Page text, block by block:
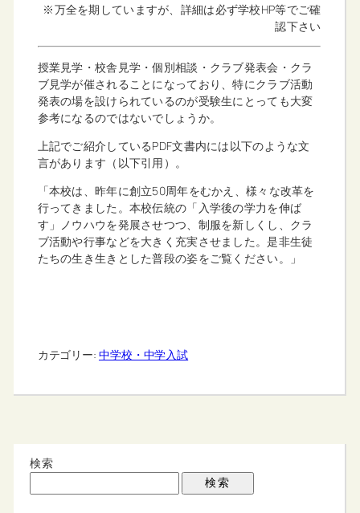
※万全を期していますが、詳細は必ず学校HP等でご確
認下さい
授業見学・校舎見学・個別相談・クラブ発表会・クラ
ブ見学が催されることになっており、特にクラブ活動
発表の場を設けられているのが受験生にとっても大変
参考になるのではないでしょうか。
上記でご紹介しているPDF文書内には以下のような文
言があります（以下引用）。
「本校は、昨年に創立50周年をむかえ、様々な改革を
行ってきました。本校伝統の「入学後の学力を伸ば
す」ノウハウを発展させつつ、制服を新しくし、クラ
ブ活動や行事などを大きく充実させました。是非生徒
たちの生き生きとした普段の姿をご覧ください。」
カテゴリー: 中学校・中学入試
検索
検索